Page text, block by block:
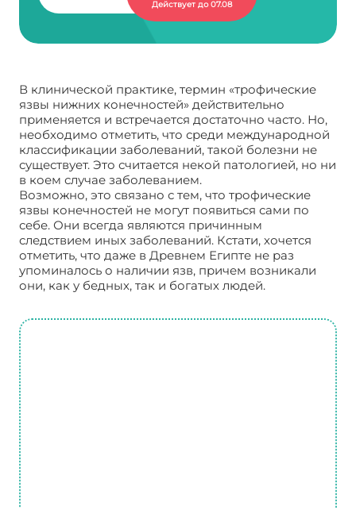
Действует до 07.08
В клинической практике, термин «трофические
язвы нижних конечностей» действительно
применяется и встречается достаточно часто. Но,
необходимо отметить, что среди международной
классификации заболеваний, такой болезни не
существует. Это считается некой патологией, но ни
в коем случае заболеванием.
Возможно, это связано с тем, что трофические
язвы конечностей не могут появиться сами по
себе. Они всегда являются причинным
следствием иных заболеваний. Кстати, хочется
отметить, что даже в Древнем Египте не раз
упоминалось о наличии язв, причем возникали
они, как у бедных, так и богатых людей.